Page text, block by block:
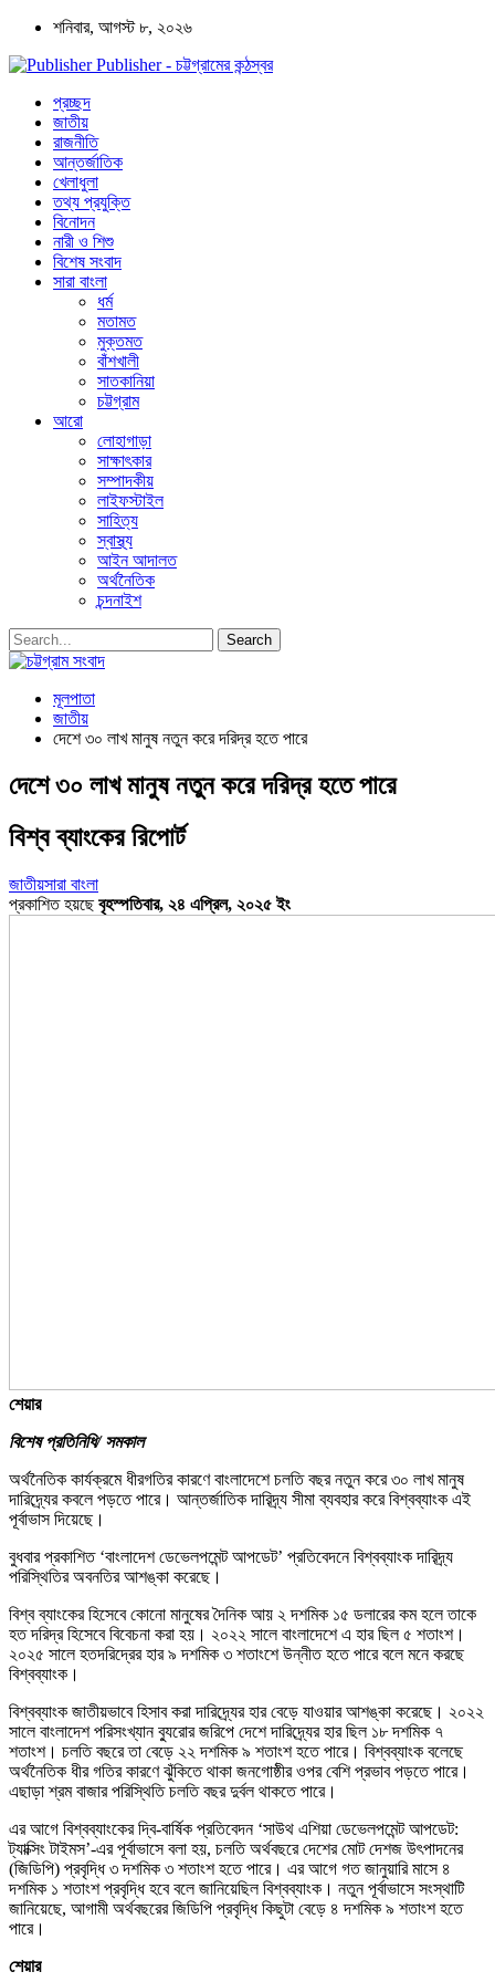
শনিবার, আগস্ট ৮, ২০২৬
Publisher - চট্টগ্রামের কন্ঠস্বর
প্রচ্ছদ
জাতীয়
রাজনীতি
আন্তর্জাতিক
খেলাধুলা
তথ্য প্রযুক্তি
বিনোদন
নারী ও শিশু
বিশেষ সংবাদ
সারা বাংলা
ধর্ম
মতামত
মুক্তমত
বাঁশখালী
সাতকানিয়া
চট্টগ্রাম
আরো
লোহাগাড়া
সাক্ষাৎকার
সম্পাদকীয়
লাইফস্টাইল
সাহিত্য
স্বাস্থ্য
আইন আদালত
অর্থনৈতিক
চন্দনাইশ
মূলপাতা
জাতীয়
দেশে ৩০ লাখ মানুষ নতুন করে দরিদ্র হতে পারে
দেশে ৩০ লাখ মানুষ নতুন করে দরিদ্র হতে পারে
বিশ্ব ব্যাংকের রিপোর্ট
জাতীয়সারা বাংলা
প্রকাশিত হয়ছেবৃহস্পতিবার, ২৪ এপ্রিল, ২০২৫ ইং
শেয়ার
বিশেষ প্রতিনিধি/ সমকাল
অর্থনৈতিক কার্যক্রমে ধীরগতির কারণে বাংলাদেশে চলতি বছর নতুন করে ৩০ লাখ মানুষ
দারিদ্র্যের কবলে পড়তে পারে। আন্তর্জাতিক দারিদ্র্য সীমা ব্যবহার করে বিশ্বব্যাংক এই
পূর্বাভাস দিয়েছে।
বুধবার প্রকাশিত ‘বাংলাদেশ ডেভেলপমেন্ট আপডেট’ প্রতিবেদনে বিশ্বব্যাংক দারিদ্র্য
পরিস্থিতির অবনতির আশঙ্কা করেছে।
বিশ্ব ব্যাংকের হিসেবে কোনো মানুষের দৈনিক আয় ২ দশমিক ১৫ ডলারের কম হলে তাকে
হত দরিদ্র হিসেবে বিবেচনা করা হয়। ২০২২ সালে বাংলাদেশে এ হার ছিল ৫ শতাংশ।
২০২৫ সালে হতদরিদ্রের হার ৯ দশমিক ৩ শতাংশে উন্নীত হতে পারে বলে মনে করছে
বিশ্বব্যাংক।
বিশ্বব্যাংক জাতীয়ভাবে হিসাব করা দারিদ্র্যের হার বেড়ে যাওয়ার আশঙ্কা করেছে। ২০২২
সালে বাংলাদেশ পরিসংখ্যান ব্যুরোর জরিপে দেশে দারিদ্র্যের হার ছিল ১৮ দশমিক ৭
শতাংশ। চলতি বছরে তা বেড়ে ২২ দশমিক ৯ শতাংশ হতে পারে। বিশ্বব্যাংক বলেছে
অর্থনৈতিক ধীর গতির কারণে ঝুঁকিতে থাকা জনগোষ্ঠীর ওপর বেশি প্রভাব পড়তে পারে।
এছাড়া শ্রম বাজার পরিস্থিতি চলতি বছর দুর্বল থাকতে পারে।
এর আগে বিশ্বব্যাংকের দ্বি-বার্ষিক প্রতিবেদন ‘সাউথ এশিয়া ডেভেলপমেন্ট আপডেট:
ট্যাক্সিং টাইমস’-এর পূর্বাভাসে বলা হয়, চলতি অর্থবছরে দেশের মোট দেশজ উৎপাদনের
(জিডিপি) প্রবৃদ্ধি ৩ দশমিক ৩ শতাংশ হতে পারে। এর আগে গত জানুয়ারি মাসে ৪
দশমিক ১ শতাংশ প্রবৃদ্ধি হবে বলে জানিয়েছিল বিশ্বব্যাংক। নতুন পূর্বাভাসে সংস্থাটি
জানিয়েছে, আগামী অর্থবছরের জিডিপি প্রবৃদ্ধি কিছুটা বেড়ে ৪ দশমিক ৯ শতাংশ হতে
পারে।
শেয়ার